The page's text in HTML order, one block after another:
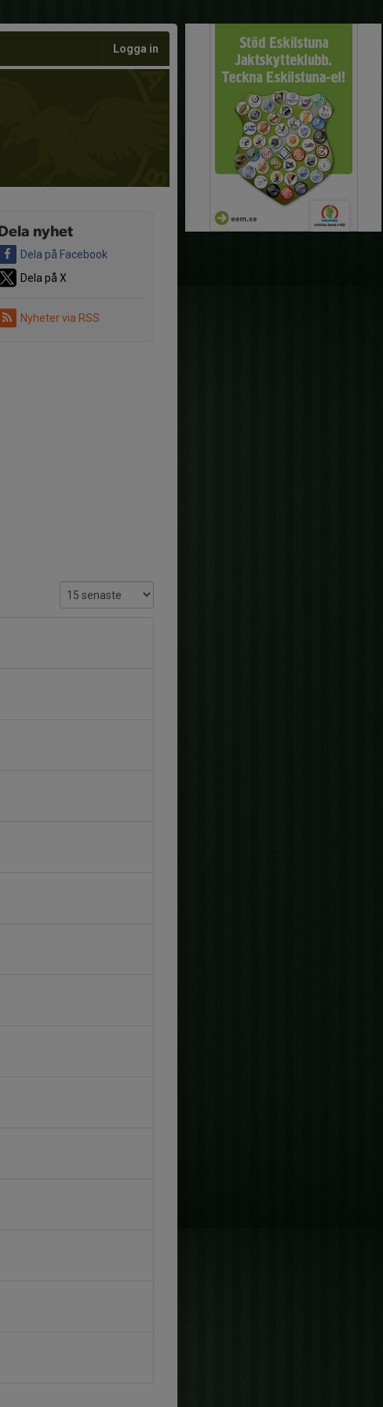
Logga in
Dela nyhet
Dela på Facebook
Dela på X
Nyheter via RSS